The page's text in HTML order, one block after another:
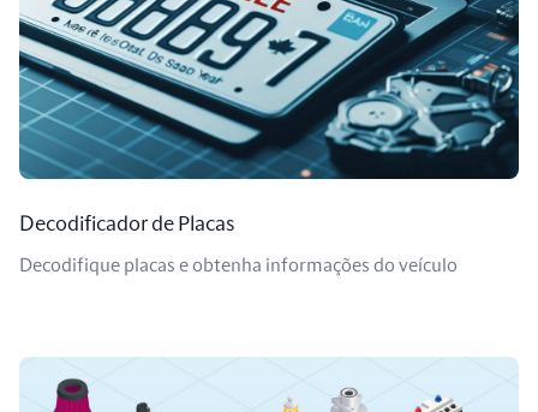
Decodificador de Placas
Decodifique placas e obtenha informações do veículo